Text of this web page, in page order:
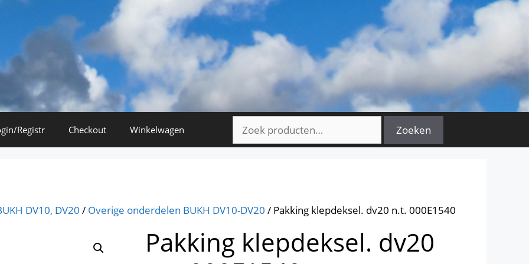
naar:
Zoeken
Registr Checkout Winkelwagen
DV10, DV20 / Overige onderdelen BUKH DV10-DV20 / Pakking klepdeksel. dv20 n.t. 000E1540
Pakking klepdeksel. dv20